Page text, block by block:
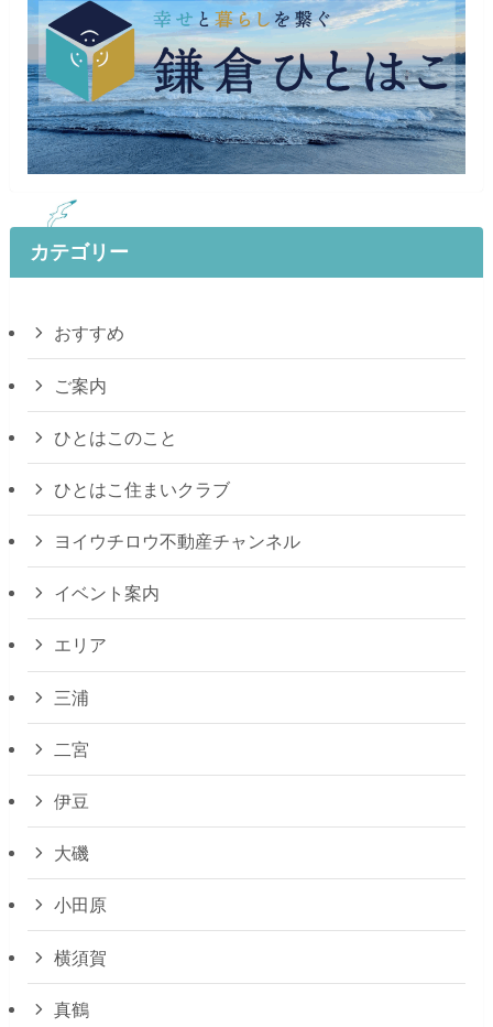
カテゴリー
おすすめ
ご案内
ひとはこのこと
ひとはこ住まいクラブ
ヨイウチロウ不動産チャンネル
イベント案内
エリア
三浦
二宮
伊豆
大磯
小田原
横須賀
真鶴